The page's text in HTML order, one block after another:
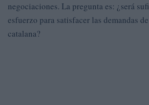
negociaciones. La pregunta es: ¿será
esfuerzo para satisfacer las demandas
catalana?